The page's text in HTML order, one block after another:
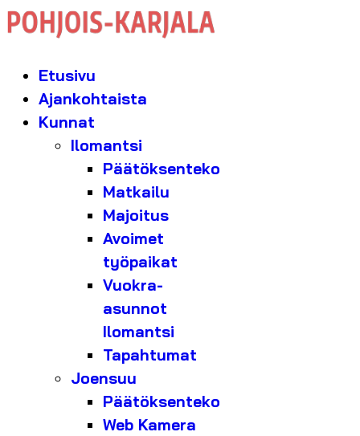
Etusivu
Ajankohtaista
Kunnat
Ilomantsi
Päätöksenteko
Matkailu
Majoitus
Avoimet
työpaikat
Vuokra-
asunnot
Ilomantsi
Tapahtumat
Joensuu
Päätöksenteko
Web Kamera